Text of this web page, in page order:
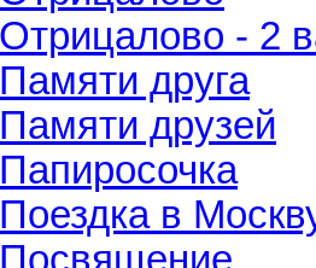
Отрицалово - 2
Памяти друга
Памяти друзей
Папиросочка
Поездка в